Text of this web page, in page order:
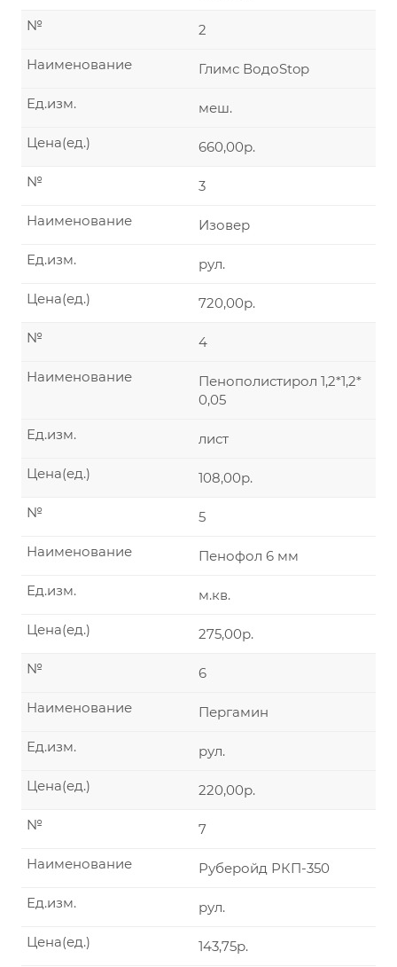
2
№
Глимс ВодоStop
Наименование
меш.
Ед.изм.
660,00р.
Цена(ед.)
3
№
Изовер
Наименование
рул.
Ед.изм.
720,00р.
Цена(ед.)
4
№
Пенополистирол 1,2*1,2*
0,05
Наименование
лист
Ед.изм.
108,00р.
Цена(ед.)
5
№
Пенофол 6 мм
Наименование
м.кв.
Ед.изм.
275,00р.
Цена(ед.)
6
№
Пергамин
Наименование
рул.
Ед.изм.
220,00р.
Цена(ед.)
7
№
Руберойд РКП-350
Наименование
рул.
Ед.изм.
143,75р.
Цена(ед.)